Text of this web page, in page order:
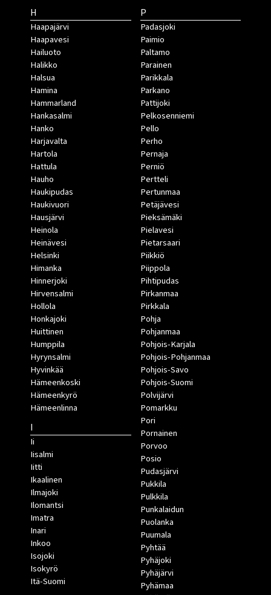
H
Haapajärvi
Haapavesi
Hailuoto
Halikko
Halsua
Hamina
Hammarland
Hankasalmi
Hanko
Harjavalta
Hartola
Hattula
Hauho
Haukipudas
Haukivuori
Hausjärvi
Heinola
Heinävesi
Helsinki
Himanka
Hinnerjoki
Hirvensalmi
Hollola
Honkajoki
Huittinen
Humppila
Hyrynsalmi
Hyvinkää
Hämeenkoski
Hämeenkyrö
Hämeenlinna
I
Ii
Iisalmi
Iitti
Ikaalinen
Ilmajoki
Ilomantsi
Imatra
Inari
Inkoo
Isojoki
Isokyrö
Itä-Suomi
P
Padasjoki
Paimio
Paltamo
Parainen
Parikkala
Parkano
Pattijoki
Pelkosenniemi
Pello
Perho
Pernaja
Perniö
Pertteli
Pertunmaa
Petäjävesi
Pieksämäki
Pielavesi
Pietarsaari
Piikkiö
Piippola
Pihtipudas
Pirkanmaa
Pirkkala
Pohja
Pohjanmaa
Pohjois-Karjala
Pohjois-Pohjanmaa
Pohjois-Savo
Pohjois-Suomi
Polvijärvi
Pomarkku
Pori
Pornainen
Porvoo
Posio
Pudasjärvi
Pukkila
Pulkkila
Punkalaidun
Puolanka
Puumala
Pyhtää
Pyhäjoki
Pyhäjärvi
Pyhämaa